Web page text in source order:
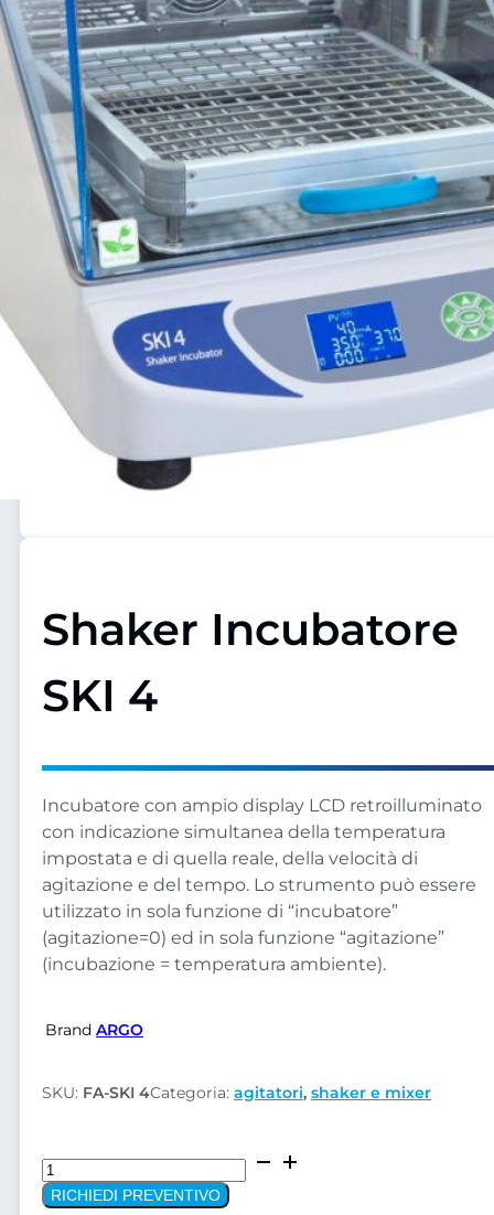
Shaker Incubatore
SKI 4
Incubatore con ampio display LCD retroilluminato
con indicazione simultanea della temperatura
impostata e di quella reale, della velocità di
agitazione e del tempo. Lo strumento può essere
utilizzato in sola funzione di “incubatore”
(agitazione=0) ed in sola funzione “agitazione”
(incubazione = temperatura ambiente).
Brand ARGO
SKU: FA-SKI 4Categoria: agitatori, shaker e mixer
Shaker
Incubatore
SKIRICHIEDI PREVENTIVO